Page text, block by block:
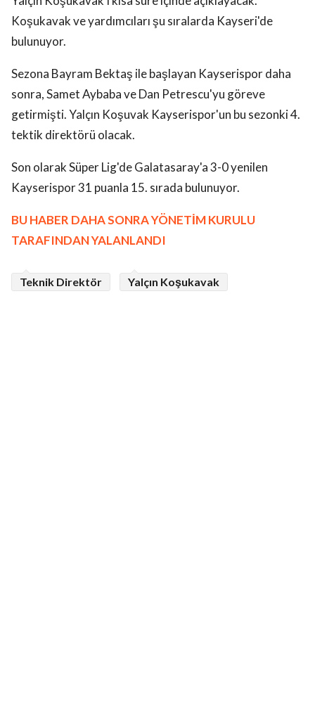
Koşukavak ve yardımcıları şu sıralarda Kayseri'de
bulunuyor.
Sezona Bayram Bektaş ile başlayan Kayserispor daha
sonra, Samet Aybaba ve Dan Petrescu'yu göreve
getirmişti. Yalçın Koşuvak Kayserispor'un bu sezonki 4.
tektik direktörü olacak.
Son olarak Süper Lig'de Galatasaray'a 3-0 yenilen
Kayserispor 31 puanla 15. sırada bulunuyor.
BU HABER DAHA SONRA YÖNETİM KURULU
TARAFINDAN YALANLANDI
Teknik Direktör Yalçın Koşukavak